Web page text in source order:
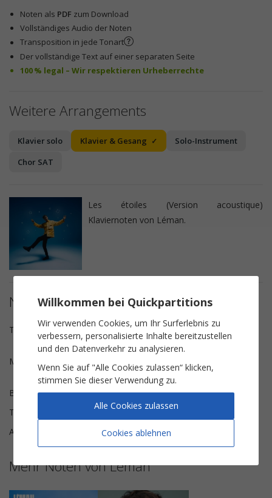
Noten als PDF zum Download
Vollständiges Audio der Noten
Transposition in jede Tonart
Der vollständige Text auf einer separaten Seite
100 % legal – Wir respektieren Urheberrechte
Weitere Arrangements
Klavier solo Klavier & Gesang
Solo-Instrument
Chor SAT
Les étoiles (Version acoustique)
Klaviernoten von Léman.
Notendetails
Texte
Sylvain Duthu, Léman, Pierre
Freson
Musik
Léman, Estelle Mouge, Johan
Putet
Besetzung
Klavier & Gesang
Tonart
C-Dur
Anzahl der Seiten
8
Mehr Noten von Léman
Willkommen bei Quickpartitions
Wir verwenden Cookies, um Ihr Surferlebnis zu
verbessern, personalisierte Inhalte bereitzustellen
und den Datenverkehr zu analysieren.
Wenn Sie auf "Alle Cookies zulassen“ klicken,
stimmen Sie dieser Verwendung zu.
Cookies ablehnen
Alle Cookies zulassen